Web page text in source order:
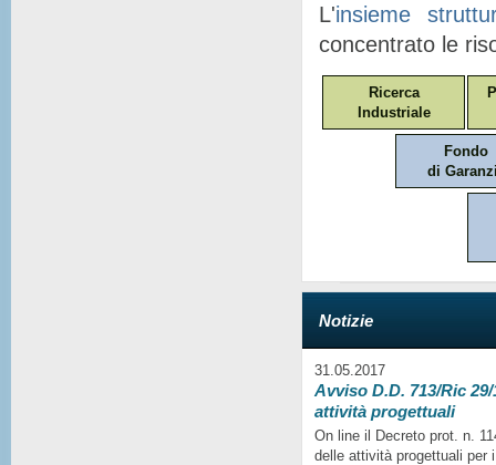
L'insieme
concentrato le
Ricerca
Industriale
Fondo
di
Notizie
31.05.2017
Avviso D.D. 713/Ric
attività progettuali
On line il Decreto prot. n.
delle attività progettuali per